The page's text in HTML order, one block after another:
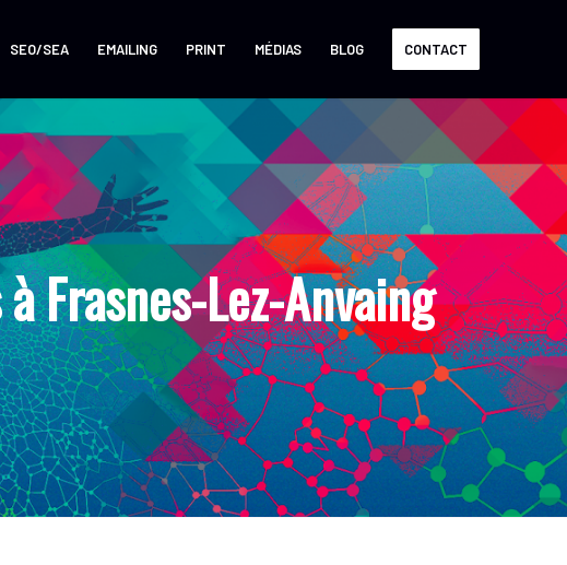
SEO/SEA EMAILING PRINT MÉDIAS BLOG CONTACT
Frasnes-Lez-Anvaing